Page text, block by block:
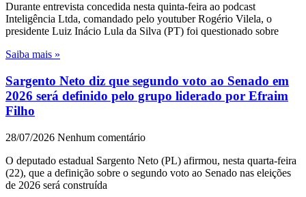
Durante entrevista concedida nesta quinta-feira ao podcast
Inteligência Ltda, comandado pelo youtuber Rogério Vilela, o
presidente Luiz Inácio Lula da Silva (PT) foi questionado sobre
Saiba mais »
Sargento Neto diz que segundo voto ao Senado em
2026 será definido pelo grupo liderado por Efraim
Filho
28/07/2026 Nenhum comentário
O deputado estadual Sargento Neto (PL) afirmou, nesta quarta-feira
(22), que a definição sobre o segundo voto ao Senado nas eleições
de 2026 será construída